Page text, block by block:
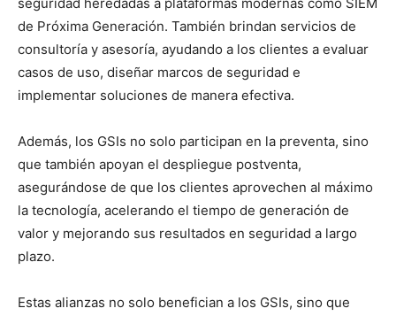
de Próxima Generación. También brindan servicios de
consultoría y asesoría, ayudando a los clientes a evaluar
casos de uso, diseñar marcos de seguridad e
implementar soluciones de manera efectiva.
Además, los GSIs no solo participan en la preventa, sino
que también apoyan el despliegue postventa,
asegurándose de que los clientes aprovechen al máximo
la tecnología, acelerando el tiempo de generación de
valor y mejorando sus resultados en seguridad a largo
plazo.
Estas alianzas no solo benefician a los GSIs, sino que